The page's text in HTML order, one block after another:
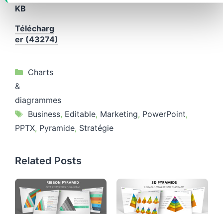
KB
Télécharg
er (43274)
Catégories
Charts
&
diagrammes
Étiquettes
Business, Editable, Marketing, PowerPoint,
PPTX, Pyramide, Stratégie
Related Posts